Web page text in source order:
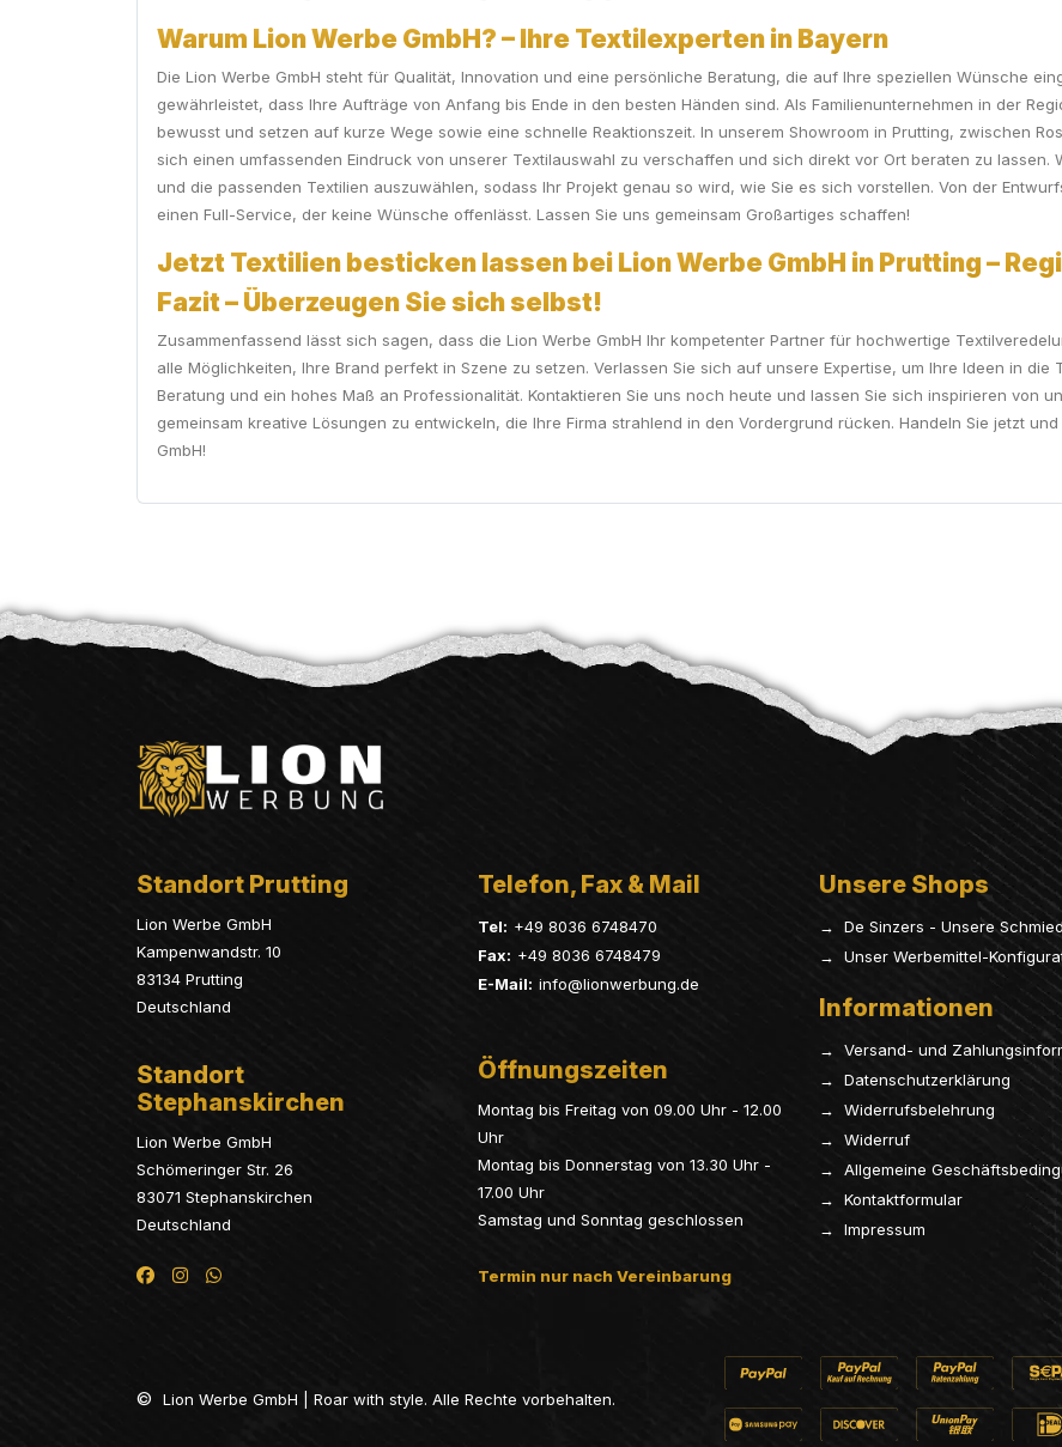
Warum Lion Werbe GmbH? – Ihre Textilexperten in Bayern
Die Lion Werbe GmbH steht für Qualität, Innovation und eine persönliche Beratung, die auf Ihre speziellen Wünsche
gewährleistet, dass Ihre Aufträge von Anfang bis Ende in den besten Händen sind. Als Familienunternehmen in der
bewusst und setzen auf kurze Wege sowie eine schnelle Reaktionszeit. In unserem Showroom in Prutting, zwischen
sich einen umfassenden Eindruck von unserer Textilauswahl zu verschaffen und sich direkt vor Ort beraten zu lassen.
und die passenden Textilien auszuwählen, sodass Ihr Projekt genau so wird, wie Sie es sich vorstellen. Von der
einen Full-Service, der keine Wünsche offenlässt. Lassen Sie uns gemeinsam Großartiges schaffen!
Jetzt Textilien besticken lassen bei Lion Werbe GmbH in Prutting –
Fazit – Überzeugen Sie sich selbst!
Zusammenfassend lässt sich sagen, dass die Lion Werbe GmbH Ihr kompetenter Partner für hochwertige
alle Möglichkeiten, Ihre Brand perfekt in Szene zu setzen. Verlassen Sie sich auf unsere Expertise, um Ihre Ideen in
Beratung und ein hohes Maß an Professionalität. Kontaktieren Sie uns noch heute und lassen Sie sich inspirieren von
gemeinsam kreative Lösungen zu entwickeln, die Ihre Firma strahlend in den Vordergrund rücken. Handeln Sie jetzt
GmbH!
Standort Prutting
Lion Werbe GmbH
Kampenwandstr. 10
83134 Prutting
Deutschland
Standort
Stephanskirchen
Lion Werbe GmbH
Schömeringer Str. 26
83071 Stephanskirchen
Deutschland
Telefon, Fax & Mail
Tel: +49 8036 6748470
Fax: +49 8036 6748479
E-Mail: info@lionwerbung.de
Öffnungszeiten
Montag bis Freitag von 09.00 Uhr - 12.00
Uhr
Montag bis Donnerstag von 13.30 Uhr -
17.00 Uhr
Samstag und Sonntag geschlossen
Termin nur nach Vereinbarung
Unsere Shops
→ De Sinzers - Unsere
→ Unser Werbemittel-
Informationen
→ Versand- und
→ Datenschutzerklärung
→ Widerrufsbelehrung
→ Widerruf
→ Allgemeine
→ Kontaktformular
→ Impressum
© Lion Werbe GmbH | Roar with style. Alle Rechte vorbehalten.